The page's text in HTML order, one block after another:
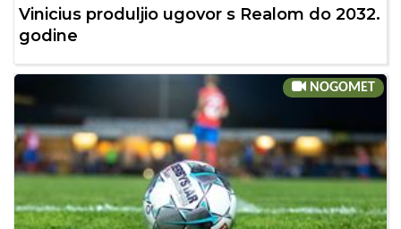
Vinicius produljio ugovor s Realom do 2032.
godine
NOGOMET